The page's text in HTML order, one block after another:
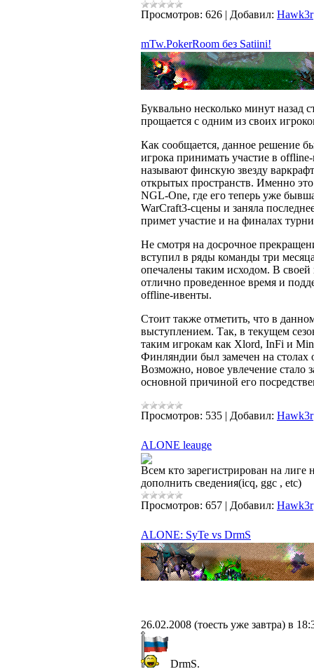
Просмотров: 626 | Добавил: Hawk3r
mTw.PokerRoom без Satiini!
Буквально несколько минут назад
прощается с одним из своих
Как сообщается, данное решение
игрока принимать участие в
называют финскую звезду
открытых пространств. Именно
NGL-One, где его теперь уже
WarCraft3-сцены и заняла
примет участие и на финалах
Не смотря на досрочное
вступил в ряды команды три
опечалены таким исходом. В своей
отлично проведенное время и
offline-ивенты.
Стоит также отметить, что в
выступлением. Так, в текущем
таким игрокам как Xlord, InFi и
Финляндии был замечен на столах
Возможно, новое увлечение стало
основной причиной его
Просмотров: 535 | Добавил: Hawk3r
ALONE leauge
Всем кто зарегистрирован на
дополнить сведения(icq, ggc , etc)
Просмотров: 657 | Добавил: Hawk3r
ALONE: SyTe vs DrmS
26.02.2008 (тоесть уже завтра) в
DrmS.